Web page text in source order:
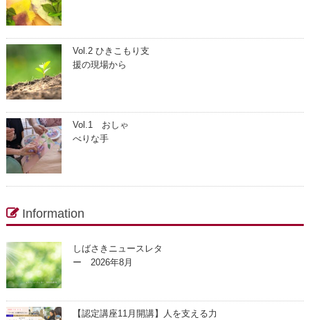
Vol.2 ひきこもり支
援の現場から
Vol.1 おしゃ
べりな手
Information
しばさきニュースレタ
ー 2026年8月
【認定講座11月開講】人を支える力